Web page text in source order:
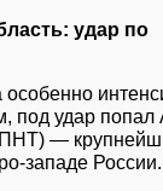
удар по
особенно
под удар
—
западе России.